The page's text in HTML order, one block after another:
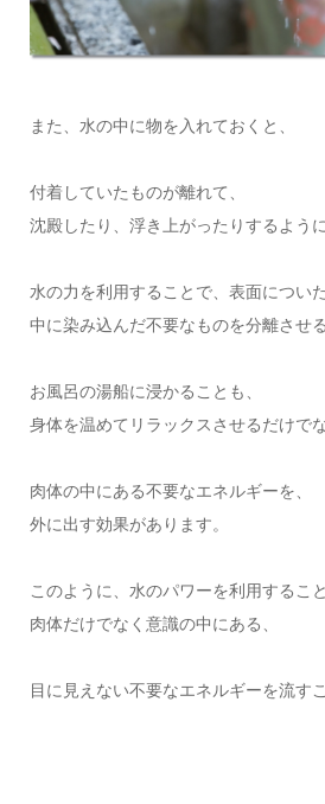
また、水の中に物を入れておくと、
付着していたものが離れて、
沈殿したり、浮き上がったりするように
水の力を利用することで、表面につい
中に染み込んだ不要なものを分離させ
お風呂の湯船に浸かることも、
身体を温めてリラックスさせるだけでな
肉体の中にある不要なエネルギーを、
外に出す効果があります。
このように、水のパワーを利用すること
肉体だけでなく意識の中にある、
目に見えない不要なエネルギーを流す